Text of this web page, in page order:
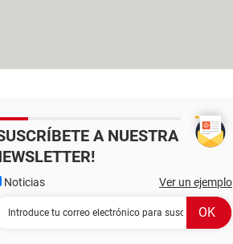
A NUESTRA
Noticias Ver un ejemplo